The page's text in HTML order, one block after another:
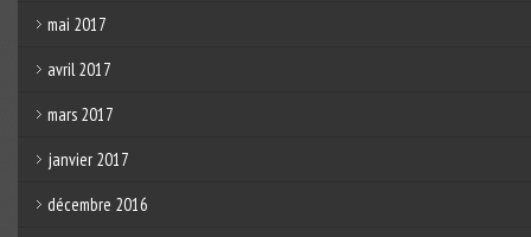
mai 2017
avril 2017
mars 2017
janvier 2017
décembre 2016